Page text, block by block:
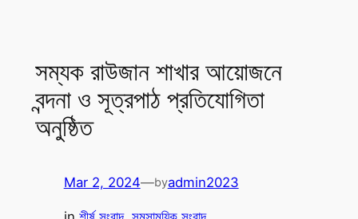
সম্যক রাউজান শাখার আয়োজনে
বন্দনা ও সূত্রপাঠ প্রতিযোগিতা
অনুষ্ঠিত
Mar 2, 2024—byadmin2023